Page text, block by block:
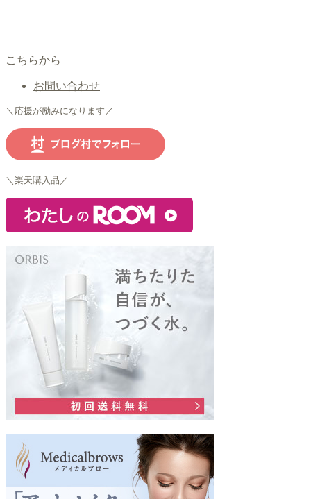
こちらから
お問い合わせ
＼応援が励みになります／
＼楽天購入品／